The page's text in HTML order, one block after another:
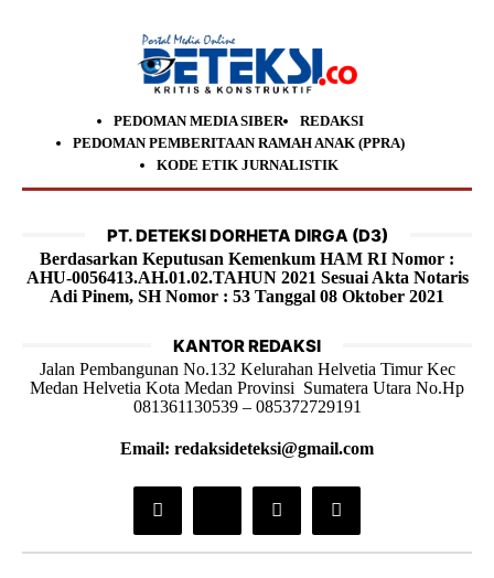
PEDOMAN MEDIA SIBER
REDAKSI
PEDOMAN PEMBERITAAN RAMAH ANAK (PPRA)
KODE ETIK JURNALISTIK
PT. DETEKSI DORHETA DIRGA (D3)
Berdasarkan Keputusan Kemenkum HAM RI Nomor :
AHU-0056413.AH.01.02.TAHUN 2021 Sesuai Akta Notaris
Adi Pinem, SH Nomor : 53 Tanggal 08 Oktober 2021
KANTOR REDAKSI
Jalan Pembangunan No.132 Kelurahan Helvetia Timur Kec
Medan Helvetia Kota Medan Provinsi Sumatera Utara No.Hp
081361130539 – 085372729191
Email: redaksideteksi@gmail.com